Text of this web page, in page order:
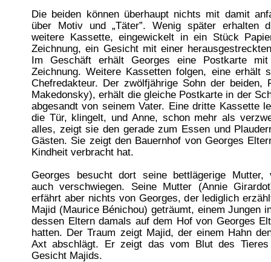
Die beiden können überhaupt nichts mit damit
über Motiv und „Täter”. Wenig später erhalten
weitere Kassette, eingewickelt in ein Stück
Zeichnung, ein Gesicht mit einer
Im Geschäft erhält Georges eine Postkarte
Zeichnung. Weitere Kassetten folgen, eine erhält
Chefredakteur. Der zwölfjährige Sohn der beiden,
Makedonsky), erhält die gleiche Postkarte in der
abgesandt von seinem Vater. Eine dritte Kassette
die Tür, klingelt, und Anne, schon mehr als
alles, zeigt sie den gerade zum Essen und
Gästen. Sie zeigt den Bauernhof von Georges
Kindheit verbracht hat.
Georges besucht dort seine bettlägerige Mutter,
auch verschwiegen. Seine Mutter (Annie
erfährt aber nichts von Georges, der lediglich
Majid (Maurice Bénichou) geträumt, einem Jungen
dessen Eltern damals auf dem Hof von Georges
hatten. Der Traum zeigt Majid, der einem Hahn
Axt abschlägt. Er zeigt das vom Blut des Tieres
Gesicht Majids.